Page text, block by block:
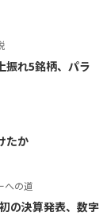
振れ5銘柄、パラ
たか
への道
の決算発表、数字